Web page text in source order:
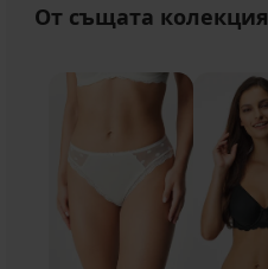
От същата колекция